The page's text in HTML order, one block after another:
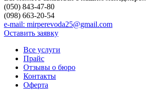
(050) 843-47-80
(098) 663-20-54
e-mail: mirperevoda25@gmail.com
Оставить заявку
Все услуги
Прайс
Отзывы о бюро
Контакты
Оферта